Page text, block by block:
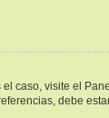
caso, visite el
debe